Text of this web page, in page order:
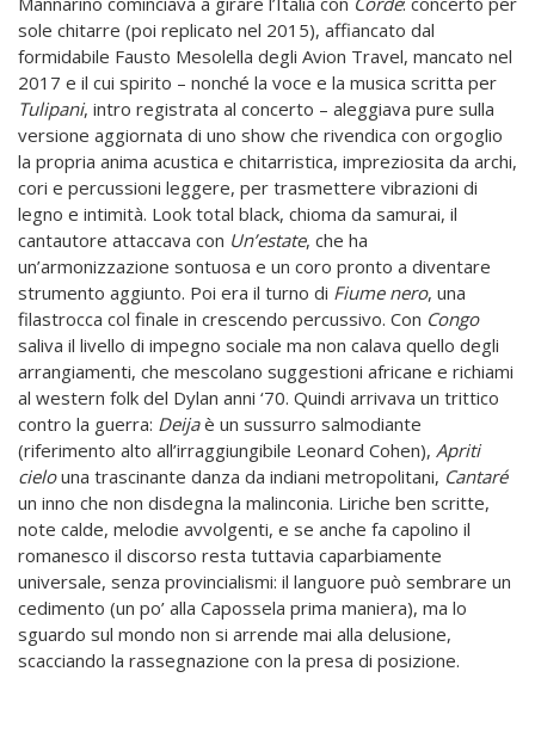
sole chitarre (poi replicato nel 2015), affiancato dal
formidabile Fausto Mesolella degli Avion Travel, mancato nel
2017 e il cui spirito – nonché la voce e la musica scritta per
Tulipani, intro registrata al concerto – aleggiava pure sulla
versione aggiornata di uno show che rivendica con orgoglio
la propria anima acustica e chitarristica, impreziosita da archi,
cori e percussioni leggere, per trasmettere vibrazioni di
legno e intimità. Look total black, chioma da samurai, il
cantautore attaccava con Un’estate, che ha
un’armonizzazione sontuosa e un coro pronto a diventare
strumento aggiunto. Poi era il turno di Fiume nero, una
filastrocca col finale in crescendo percussivo. Con Congo
saliva il livello di impegno sociale ma non calava quello degli
arrangiamenti, che mescolano suggestioni africane e richiami
al western folk del Dylan anni ‘70. Quindi arrivava un trittico
contro la guerra: Deijaè un sussurro salmodiante
(riferimento alto all’irraggiungibile Leonard Cohen), Apriti
cielouna trascinante danza da indiani metropolitani, Cantaré
un inno che non disdegna la malinconia. Liriche ben scritte,
note calde, melodie avvolgenti, e se anche fa capolino il
romanesco il discorso resta tuttavia caparbiamente
universale, senza provincialismi: il languore può sembrare un
cedimento (un po’ alla Capossela prima maniera), ma lo
sguardo sul mondo non si arrende mai alla delusione,
scacciando la rassegnazione con la presa di posizione.